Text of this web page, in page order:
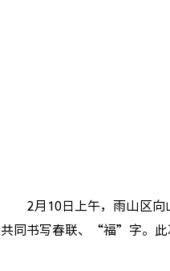
2月10日上午，雨山区向山
共同书写春联、“福”字。此